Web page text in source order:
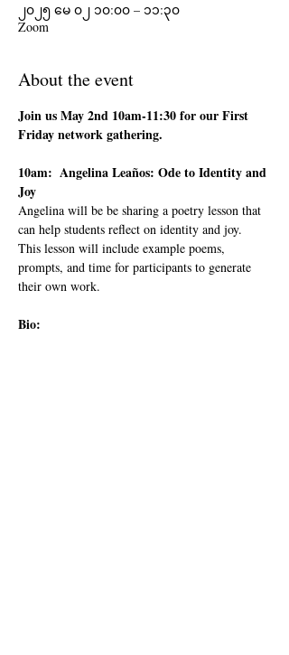
၂၀၂၅ မေ ၀၂ ၁၀:၀၀ – ၁၁:၃၀
Zoom
About the event
Join us May 2nd 10am-11:30 for our First
Friday network gathering.
10am:  Angelina Leaños: Ode to Identity and
Joy
Angelina will be be sharing a poetry lesson that
can help students reflect on identity and joy.
This lesson will include example poems,
prompts, and time for participants to generate
their own work.
Bio: